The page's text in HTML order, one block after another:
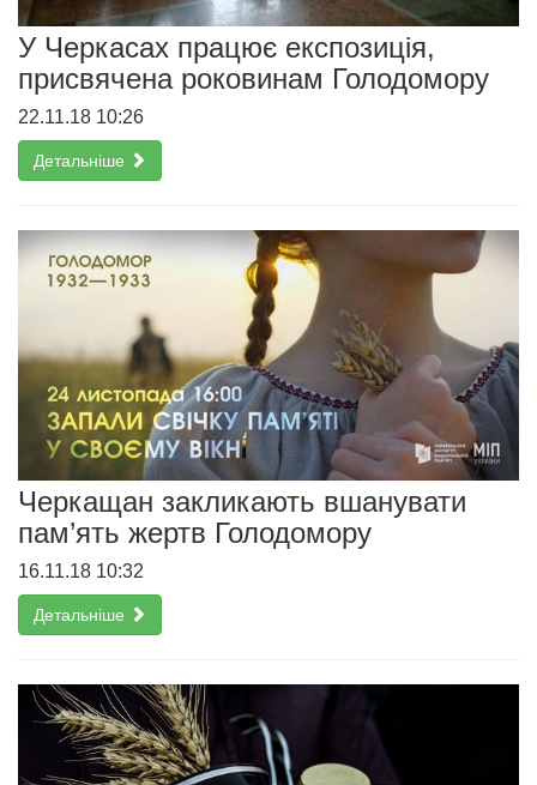
У Черкасах працює експозиція,
присвячена роковинам Голодомору
22.11.18 10:26
Детальніше
Черкащан закликають вшанувати
пам’ять жертв Голодомору
16.11.18 10:32
Детальніше